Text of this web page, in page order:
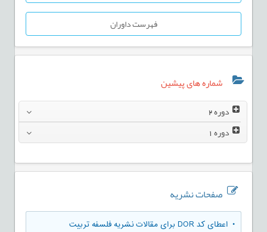
فهرست داوران
شماره های پیشین
دوره2
دوره1
صفحات نشریه
• اعطای کد DOR برای مقالات نشریه فلسفه تربیت